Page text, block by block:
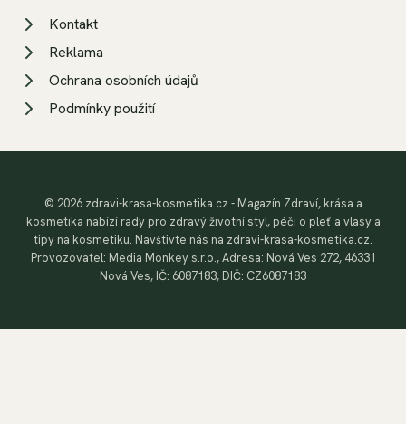
Kontakt
Reklama
Ochrana osobních údajů
Podmínky použití
© 2026 zdravi-krasa-kosmetika.cz - Magazín Zdraví, krása a
kosmetika nabízí rady pro zdravý životní styl, péči o pleť a vlasy a
tipy na kosmetiku. Navštivte nás na zdravi-krasa-kosmetika.cz.
Provozovatel: Media Monkey s.r.o., Adresa: Nová Ves 272, 46331
Nová Ves, IČ: 6087183, DIČ: CZ6087183